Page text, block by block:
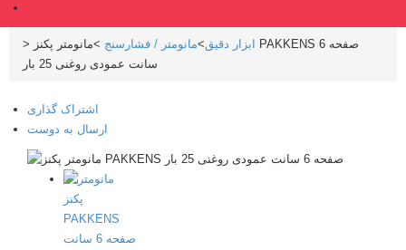
> ابزار دقیق>مانومتر / فشارسنج >مانومتر پکنز PAKKENS صفحه 6
سانت عمودی روغنی 25 بار
اشتراک گذاری
ارسال به دوست